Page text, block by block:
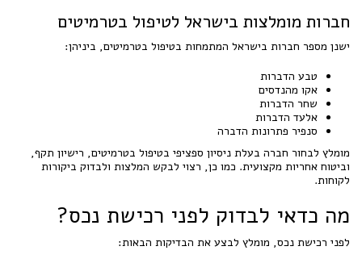
חברות מומלצות בישראל לטיפול בטרמיטים
ישנן מספר חברות בישראל המתמחות בטיפול בטרמיטים, ביניהן:
טבע הדברות
אקו מהנדסים
שחר הדברות
אלעד הדברות
סנפיר פתרונות הדברה
מומלץ לבחור חברה בעלת ניסיון ספציפי בטיפול בטרמיטים, רישיון תקף,
וביטוח אחריות מקצועית. כמו כן, רצוי לבקש המלצות ולבדוק ביקורות
לקוחות.
מה כדאי לבדוק לפני רכישת נכס?
לפני רכישת נכס, מומלץ לבצע את הבדיקות הבאות: